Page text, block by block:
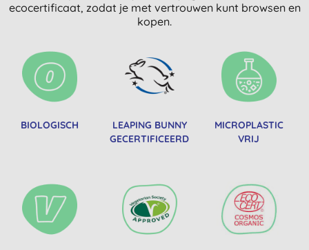
ecocertificaat, zodat je met vertrouwen kunt browsen en
kopen.
BIOLOGISCH
LEAPING BUNNY
GECERTIFICEERD
MICROPLASTIC
VRIJ